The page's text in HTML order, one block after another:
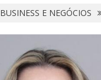
BUSINESS E NEGÓCIOS